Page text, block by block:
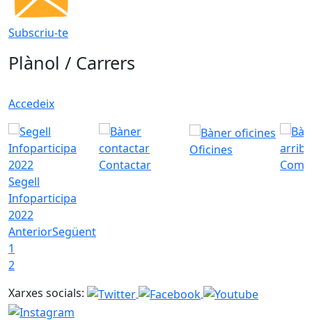
Subscriu-te
Plànol / Carrers
Accedeix
Segell
Infoparticipa
2022
Contactar
Oficines
Com
AnteriorSegüent
1
2
Xarxes socials: